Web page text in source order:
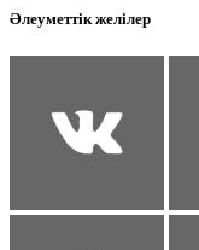
Әлеуметтік желілер